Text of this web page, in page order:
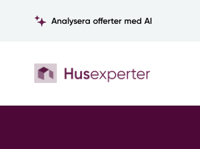
Analysera offerter med AI